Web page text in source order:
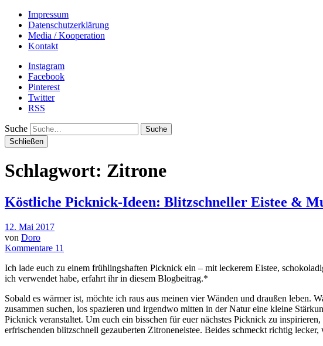
Impressum
Datenschutzerklärung
Media / Kooperation
Kontakt
Instagram
Facebook
Pinterest
Twitter
RSS
Suche
Schließen
Schlagwort: Zitrone
Köstliche Picknick-Ideen: Blitzschneller Eistee &
12. Mai 2017
von Doro
Kommentare 11
Ich lade euch zu einem frühlingshaften Picknick ein – mit leckerem Eistee,
ich verwendet habe, erfahrt ihr in diesem Blogbeitrag.*
Sobald es wärmer ist, möchte ich raus aus meinen vier Wänden und draußen leben.
zusammen suchen, los spazieren und irgendwo mitten in der Natur eine kleine
Picknick veranstaltet. Um euch ein bisschen für euer nächstes Picknick zu
erfrischenden blitzschnell gezauberten Zitroneneistee. Beides schmeckt richtig